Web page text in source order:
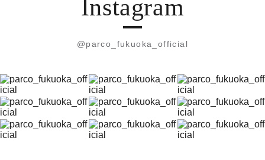
Instagram
@parco_fukuoka_official